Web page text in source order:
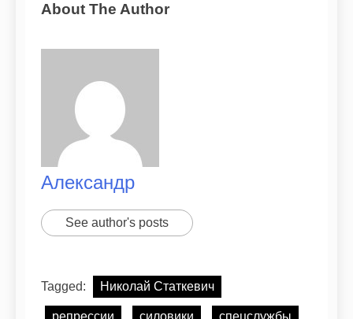
About The Author
Александр
See author's posts
Tagged: Николай Статкевич
репрессии силовики спецслужбы